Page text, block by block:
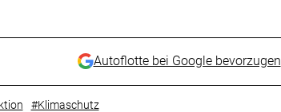
Autoflotte bei Google bevorzugen
#Klimaschutz